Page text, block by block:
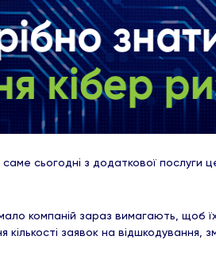
сьогодні з додаткової послуги
компаній зараз вимагають, щоб
заявок на відшкодування,